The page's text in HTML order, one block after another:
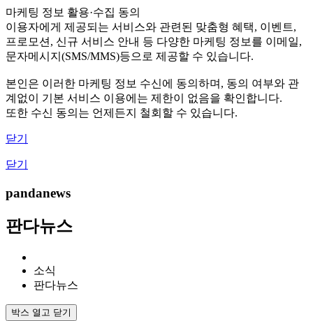
마케팅 정보 활용·수집 동의
이용자에게 제공되는 서비스와 관련된 맞춤형 혜택, 이벤트,
프로모션, 신규 서비스 안내 등 다양한 마케팅 정보를 이메일,
문자메시지(SMS/MMS)등으로 제공할 수 있습니다.
본인은 이러한 마케팅 정보 수신에 동의하며, 동의 여부와 관
계없이 기본 서비스 이용에는 제한이 없음을 확인합니다.
또한 수신 동의는 언제든지 철회할 수 있습니다.
닫기
닫기
pandanews
판다뉴스
소식
판다뉴스
박스 열고 닫기